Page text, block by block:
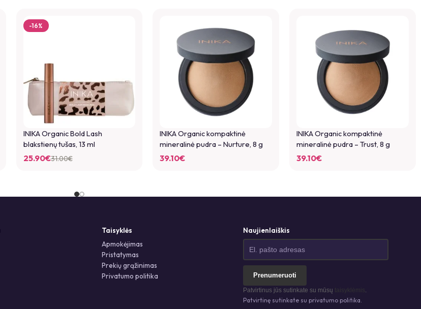
-16%
INIKA Organic Bold Lash
blakstienų tušas, 13 ml
31.00€
25.90€
INIKA Organic kompaktinė
mineralinė pudra – Nurture, 8 g
39.10€
INIKA Organic kompaktinė
mineralinė pudra – Trust, 8 g
39.10€
Taisyklės
Apmokėjimas
Pristatymas
Prekių grąžinimas
Privatumo politika
Naujienlaiškis
Prenumeruoti
Patvirtinus jūs sutinkate su mūsų taisyklėmis
Patvirtinę sutinkate su privatumo politika.